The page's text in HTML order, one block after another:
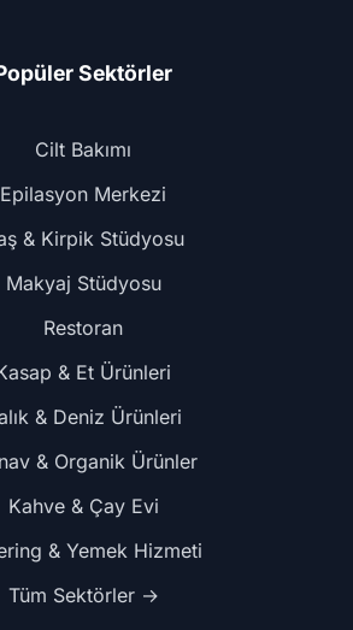
Sektörler
Cilt Bakımı
Epilasyon Merkezi
& Kirpik Stüdyosu
Makyaj Stüdyosu
Restoran
& Et Ürünleri
& Deniz Ürünleri
& Organik Ürünler
Kahve & Çay Evi
& Yemek Hizmeti
Tüm Sektörler →